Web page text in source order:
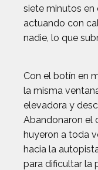
siete minutos
actuando con
nadie, lo que
Con el botín en
la misma
elevadora y
Abandonaron el
huyeron a toda
hacia la
para dificultar la